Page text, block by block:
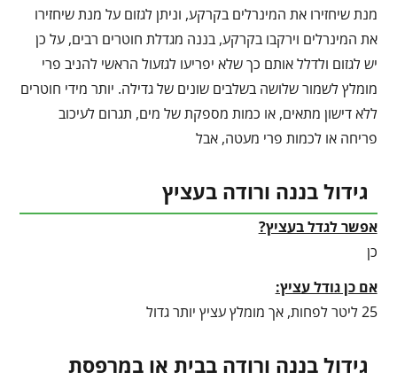
מנת שיחזירו את המינרלים בקרקע, וניתן לגזום על מנת שיחזירו
את המינרלים וירקבו בקרקע, בננה מגדלת חוטרים רבים, על כן
יש לגזום ולדלל אותם כך שלא יפריעו לגזעול הראשי להניב פרי
מומלץ לשמור שלושה בשלבים שונים של גדילה. יותר מידי חוטרים
ללא דישון מתאים, או כמות מספקת של מים, תגרום לעיכוב
פריחה או לכמות פרי מעטה, אבל
גידול בננה ורודה בעציץ
אפשר לגדל בעציץ?
כן
אם כן גודל עציץ:
25 ליטר לפחות, אך מומלץ עציץ יותר גדול
גידול בננה ורודה בבית או במרפסת